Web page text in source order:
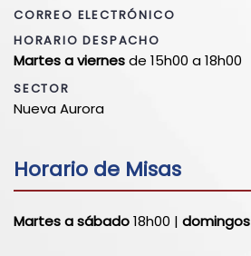
CORREO ELECTRÓNICO
HORARIO DESPACHO
Martes a viernesde 15h00 a 18h00
SECTOR
Nueva Aurora
Horario de Misas
Martes a sábado18h00 | domingos